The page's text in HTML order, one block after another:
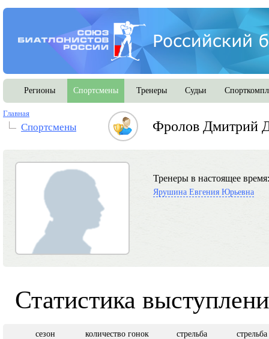
Регионы Спортсмены Тренеры Судьи
Главная
Спортсмены Фролов Дмитрий
Тренеры в настоящее время:
Ярушина Евгения Юрьевна
Статистика
сезон количество гонок стрельба